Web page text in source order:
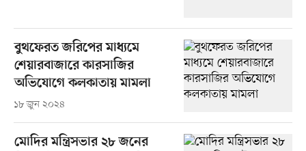
বুথফেরত জরিপের মাধ্যমে
শেয়ারবাজারে কারসাজির
অভিযোগে কলকাতায় মামলা
১৮ জুন ২০২৪
মোদির মন্ত্রিসভার ২৮ জনের